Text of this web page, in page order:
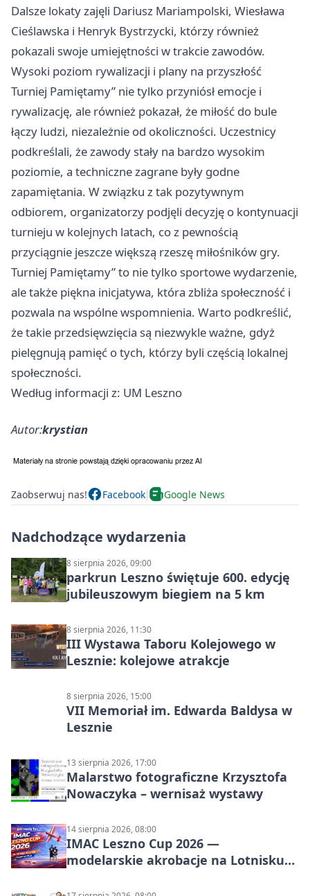
Dalsze lokaty zajęli Dariusz Mariampolski, Wiesława
Cieślawska i Henryk Bystrzycki, którzy również
pokazali swoje umiejętności w trakcie zawodów.
Wysoki poziom rywalizacji i plany na przyszłość
Turniej Pamiętamy” nie tylko przyniósł emocje i
rywalizację, ale również pokazał, że miłość do bule
łączy ludzi, niezależnie od okoliczności. Uczestnicy
podkreślali, że zawody stały na bardzo wysokim
poziomie, a techniczne zagrane były godne
zapamiętania. W związku z tak pozytywnym
odbiorem, organizatorzy podjęli decyzję o kontynuacji
turnieju w kolejnych latach, co z pewnością
przyciągnie jeszcze większą rzeszę miłośników gry.
Turniej Pamiętamy” to nie tylko sportowe wydarzenie,
ale także piękna inicjatywa, która zbliża społeczność i
pozwala na wspólne wspomnienia. Warto podkreślić,
że takie przedsięwzięcia są niezwykle ważne, gdyż
pielęgnują pamięć o tych, którzy byli częścią lokalnej
społeczności.
Według informacji z: UM Leszno
Autor:krystian
Zaobserwuj nas! Facebook Google News
Nadchodzące wydarzenia
8 sierpnia 2026, 09:00
parkrun Leszno świętuje 600. edycję
jubileuszowym biegiem na 5 km
8 sierpnia 2026, 11:30
III Wystawa Taboru Kolejowego w
Lesznie: kolejowe atrakcje
8 sierpnia 2026, 15:00
VII Memoriał im. Edwarda Baldysa w
Lesznie
13 sierpnia 2026, 17:00
Malarstwo fotograficzne Krzysztofa
Nowaczyka – wernisaż wystawy
14 sierpnia 2026, 08:00
IMAC Leszno Cup 2026 —
modelarskie akrobacje na Lotnisku